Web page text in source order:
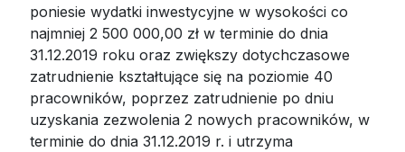
poniesie wydatki inwestycyjne w wysokości co
najmniej 2 500 000,00 zł w terminie do dnia
31.12.2019 roku oraz zwiększy dotychczasowe
zatrudnienie kształtujące się na poziomie 40
pracowników, poprzez zatrudnienie po dniu
uzyskania zezwolenia 2 nowych pracowników, w
terminie do dnia 31.12.2019 r. i utrzyma